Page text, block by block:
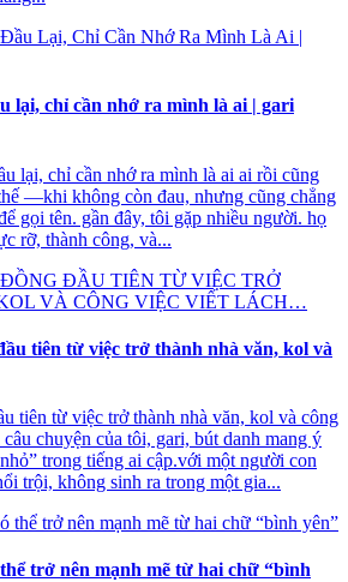
lại, chỉ cần nhớ ra mình là ai | gari
lại, chỉ cần nhớ ra mình là ai ai rồi cũng
—khi không còn đau, nhưng cũng chẳng
gọi tên. gần đây, tôi gặp nhiều người. họ
rỡ, thành công, và...
tiên từ việc trở thành nhà văn, kol và
tiên từ việc trở thành nhà văn, kol và công
chuyện của tôi, gari, bút danh mang ý
trong tiếng ai cập.với một người con
trội, không sinh ra trong một gia...
trở nên mạnh mẽ từ hai chữ “bình